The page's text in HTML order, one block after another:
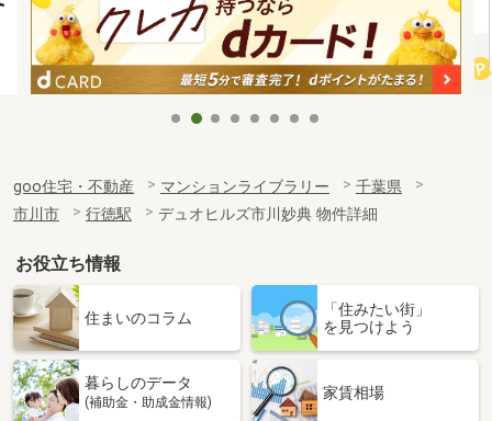
goo住宅・不動産 マンションライブラリー
千葉県
市川市
行徳駅 デュオヒルズ市川妙典 物件詳細
お役立ち情報
住まいのコラム
「住みたい街」
を見つけよう
暮らしのデータ
(補助金・助成金情報)
家賃相場